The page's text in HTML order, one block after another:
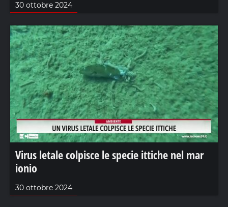
30 ottobre 2024
Virus letale colpisce le specie ittiche nel mar
ionio
30 ottobre 2024